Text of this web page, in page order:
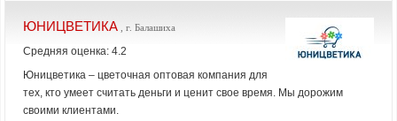
ЮНИЦВЕТИКА , г. Балашиха
Средняя оценка: 4.2
Юницветика – цветочная оптовая компания для
тех, кто умеет считать деньги и ценит свое время. Мы дорожим
своими клиентами.